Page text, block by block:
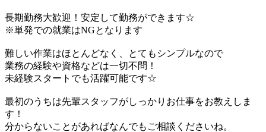
長期勤務大歓迎！安定して勤務ができます☆
※単発での就業はNGとなります
難しい作業はほとんどなく、とてもシンプルなので
業務の経験や資格などは一切不問！
未経験スタートでも活躍可能です☆
最初のうちは先輩スタッフがしっかりお仕事をお教えしま
す！
分からないことがあればなんでもご相談くださいね。